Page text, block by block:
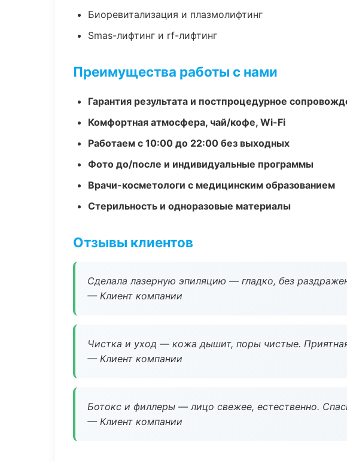
Биоревитализация и плазмолифтинг
Smas-лифтинг и rf-лифтинг
Преимущества работы с нами
Гарантия результата и постпроцедурное
Комфортная атмосфера, чай/кофе, Wi-Fi
Работаем с 10:00 до 22:00 без выходных
Фото до/после и индивидуальные программы
Врачи-косметологи с медицинским образованием
Стерильность и одноразовые материалы
Отзывы клиентов
Сделала лазерную эпиляцию — гладко, без
— Клиент компании
Чистка и уход — кожа дышит, поры чистые.
— Клиент компании
Ботокс и филлеры — лицо свежее, естественно.
— Клиент компании